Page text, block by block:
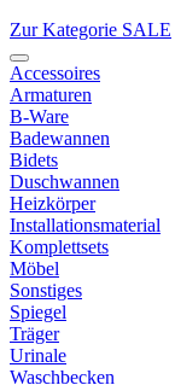
Zur Kategorie SALE
Accessoires
Armaturen
B-Ware
Badewannen
Bidets
Duschwannen
Heizkörper
Installationsmaterial
Komplettsets
Möbel
Sonstiges
Spiegel
Träger
Urinale
Waschbecken